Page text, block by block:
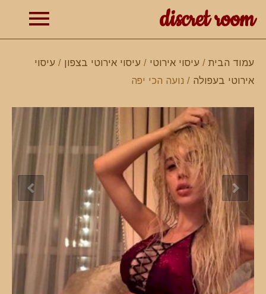
discret room
עמוד הבית / עיסוי אירוטי / עיסוי אירוטי בצפון / עיסוי
אירוטי בעפולה / נועה הכי יפה